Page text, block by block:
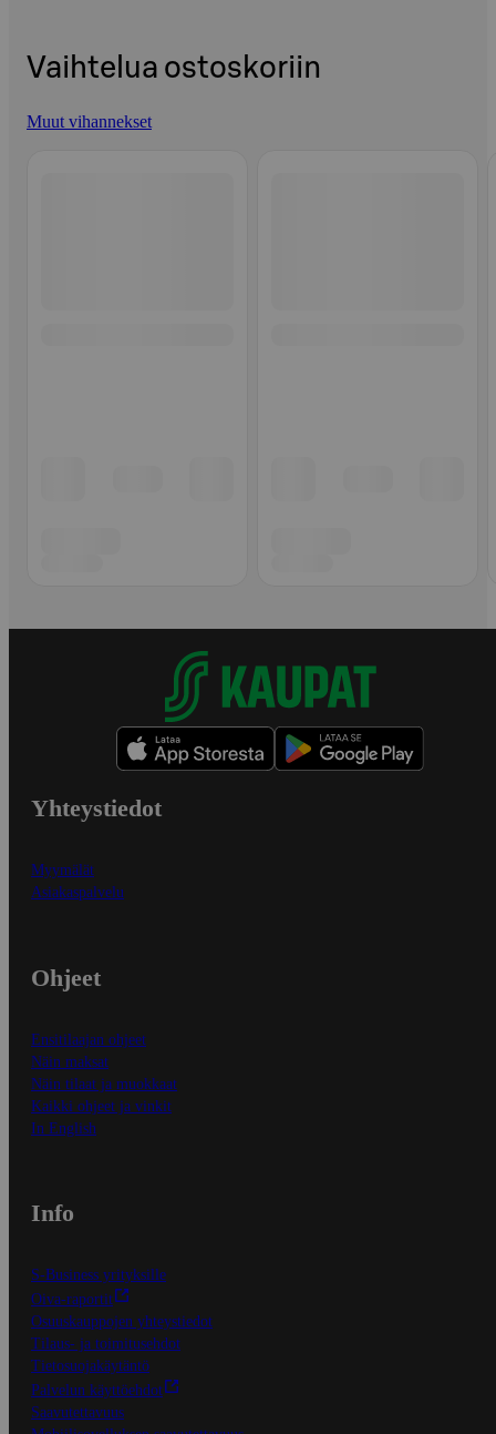
Vaihtelua ostoskoriin
Muut vihannekset
Yhteystiedot
Myymälät
Asiakaspalvelu
Ohjeet
Ensitilaajan ohjeet
Näin maksat
Näin tilaat ja muokkaat
Kaikki ohjeet ja vinkit
In English
Info
S-Business yrityksille
Oiva-raportit
Osuuskauppojen yhteystiedot
Tilaus- ja toimitusehdot
Tietosuojakäytäntö
Palvelun käyttöehdot
Saavutettavuus